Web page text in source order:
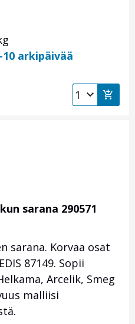
arkipäivää
sarana 290571
sarana. Korvaa osat
87149. Sopii
Arcelik, Smeg
malliisi